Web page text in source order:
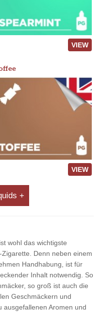
VIEW
VIEW
+
wohl das wichtigste
Denn neben einem
Handhabung, ist für
Inhalt notwendig. So
so groß ist auch die
Geschmäckern und
ausgefallenen Aromen und